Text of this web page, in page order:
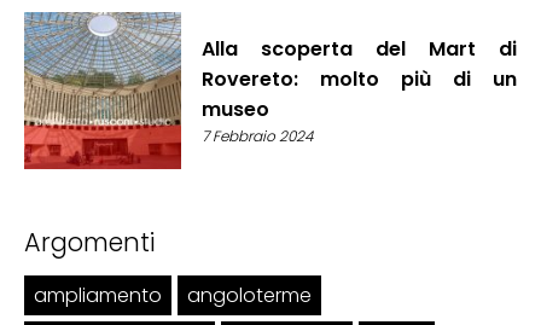
Alla scoperta del Mart di
Rovereto: molto più di un
museo
7 Febbraio 2024
Argomenti
ampliamento
angoloterme